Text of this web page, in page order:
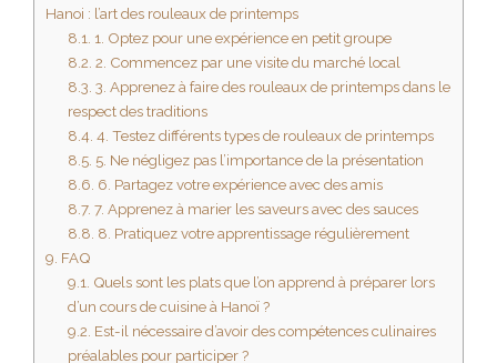
Hanoi : l’art des rouleaux de printemps
8.1. 1. Optez pour une expérience en petit groupe
8.2. 2. Commencez par une visite du marché local
8.3. 3. Apprenez à faire des rouleaux de printemps dans le
respect des traditions
8.4. 4. Testez différents types de rouleaux de printemps
8.5. 5. Ne négligez pas l’importance de la présentation
8.6. 6. Partagez votre expérience avec des amis
8.7. 7. Apprenez à marier les saveurs avec des sauces
8.8. 8. Pratiquez votre apprentissage régulièrement
9. FAQ
9.1. Quels sont les plats que l’on apprend à préparer lors
d’un cours de cuisine à Hanoï ?
9.2. Est-il nécessaire d’avoir des compétences culinaires
préalables pour participer ?